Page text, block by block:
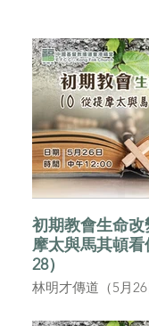
初期教會生命
摩太與馬其頓
28）
林明才傳道（5月26